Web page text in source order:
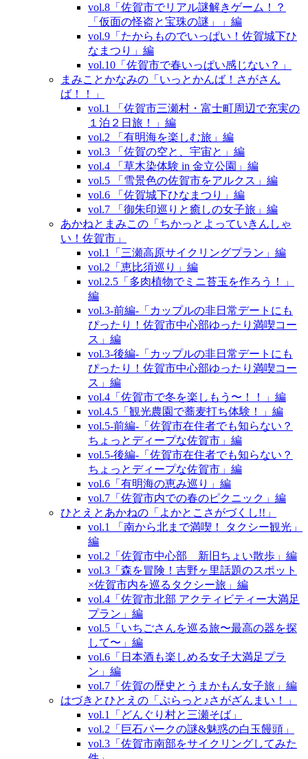
vol.8「佐賀市でリアル謎解きゲーム！？
「仮面の怪盗と宝珠の謎」」編
vol.9「たからものでいっぱい！佐賀城下ひ
なまつり」編
vol.10「佐賀市で春いっぱい感じない？」
まみことかなみの「いっとかんば！さがさん
ば！！」
vol.1 「佐賀市三瀬村・富士町周辺で充実の
１泊２日旅！」編
vol.2 「有明海を楽しむ旅」編
vol.3 「佐賀の空と、宇宙と」編
vol.4 「草木染体験 in 金立公園」編
vol.5 「雪景色の佐賀市をアルクス」編
vol.6 「佐賀城下ひなまつり」編
vol.7 「御朱印巡りと癒しの女子旅」編
あかねとまみこの「ちかっとよっていきんしゃ
い！佐賀市」
vol.1「三瀬高原サイクリングプラン」編
vol.2「恵比須巡り」編
vol.2.5「多肉植物でミニ苔玉を作ろう！」
編
vol.3‐前編‐「カップルの非日常デートにも
ぴったり！佐賀市中心部ゆったり満喫コー
ス」編
vol.3‐後編‐「カップルの非日常デートにも
ぴったり！佐賀市中心部ゆったり満喫コー
ス」編
vol.4「佐賀市で冬を楽しもう〜！！」編
vol.4.5「観光農園で蕎麦打ち体験！」編
vol.5‐前編‐「佐賀市在住者でも知らない？
ちょっとディープな佐賀市」編
vol.5‐後編‐「佐賀市在住者でも知らない？
ちょっとディープな佐賀市」編
vol.6「有明海の恵み巡り」編
vol.7「佐賀市内での春のピクニック」編
ひとえとあかねの「よかとこさがづくし!!」
vol.1 「南から北まで満喫！ タクシー観光」
編
vol.2「佐賀市中心部 新旧ちょい散歩」編
vol.3「森を冒険！吉野ヶ里話題のスポット
×佐賀市内を巡るタクシー旅」編
vol.4「佐賀市北部 アクティビティー大満足
プラン」編
vol.5「いちごさんを巡る旅〜最高の器を探
して〜」編
vol.6「日本酒も楽しめる女子大満足プラ
ン」編
vol.7「佐賀の歴史とうまかもん女子旅」編
はづきとひとえの「ぷらっと♪さがざんまい！」
vol.1「どんぐり村と三瀬そば」
vol.2「巨石パークの謎&魅惑の白玉饅頭」
vol.3「佐賀市南部をサイクリングしてみた